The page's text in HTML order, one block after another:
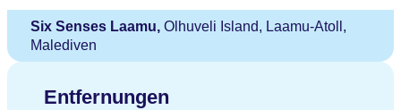
Six Senses Laamu, Olhuveli Island, Laamu-Atoll,
Malediven
Entfernungen